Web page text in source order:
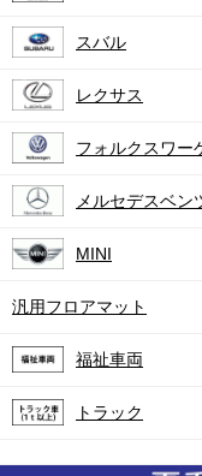
スバル
レクサス
フォルクスワー
メルセデスベン
MINI
汎用フロアマット
福祉車両
トラック